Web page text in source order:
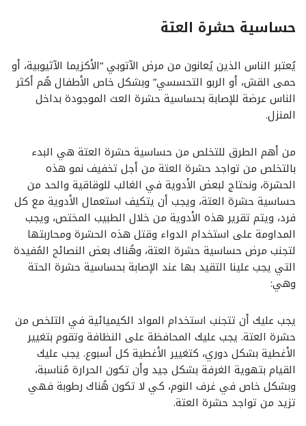
حساسية حشرة العتة
يُعتبر الناس الذين يُعانون من مرض الآتوبي “الأكزيما الآثيوبية، أو
حمى القش، أو الربو التحسسي” وبشكل خاص الأطفال هُم أكثر
الناس عرضة للإصابة بحساسية حشرة العث الموجودة بداخل
المنزل.
من أهم الطرق للتخلص من حساسية حشرة العتة هي البدء
بالتخلص من تواجد حشرة العتة من أجل تخفيف نمو هذه
الحشرة، ونحتاج لبعض الأدوية في الغالب للوقاقية والحد من
حساسية حشرة العتة، ويجب أن يتكيف استعمال الأدوية مع كل
فرد، ويتم تقرير هذه الأدوية من خلال الطبيب المختص، ويجب
المداومة على استخدام الدواء وقتل هذه الحشرة ومحاربتها
لتجنب مرض حساسية حشرة العتة، وهُناك بعض النصائح المُفيدة
التي يجب علينا التقيد بها عند الإصابة بحساسية حشرة الحتة
وهي:
يجب عليك أن تتجنب استخدام المواد الكيميائية في التلخص من
حشرة العتة. يجب عليك المحافظة على النظافة وتقوم بتغيير
الأغطية بشكل دوري، كتغيير الأغطية كل أسبوع. يجب عليك
القيام بتهوية الغرفة بشكل جيد وأن تكون الحرارة مُناسبة،
وبشكل خاص في غرف النوم، كي لا تكون هُناك رطوبة فهي
تزيد من تواجد حشرة العتة.